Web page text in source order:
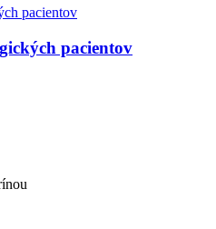
pacientov